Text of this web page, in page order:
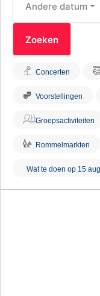
Andere datum
Concerten
Voorstellingen
Groepsactiviteiten
Rommelmarkten
Wat te doen op 15